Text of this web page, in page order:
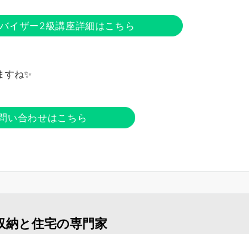
イザー2級講座詳細はこちら
すね✨
い合わせはこちら
納と住宅の専門家